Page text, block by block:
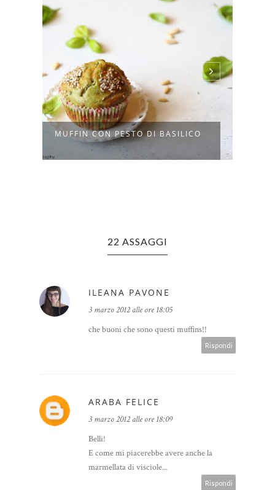
MUFFIN CON PESTO DI BASILICO
22 ASSAGGI
ILEANA PAVONE
3 marzo 2012 alle ore 18:05
che buoni che sono questi muffins!!
Rispondi
ARABA FELICE
3 marzo 2012 alle ore 18:09
Belli!
E come mi piacerebbe avere anche la
marmellata di visciole...
Rispondi